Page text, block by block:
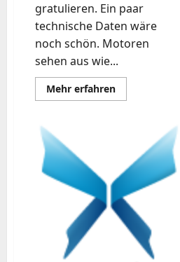
gratulieren. Ein paar
technische Daten wäre
noch schön. Motoren
sehen aus wie...
Mehr erfahrenMehr
Informationen
with
an
electric
multicopter
(HD
720p)